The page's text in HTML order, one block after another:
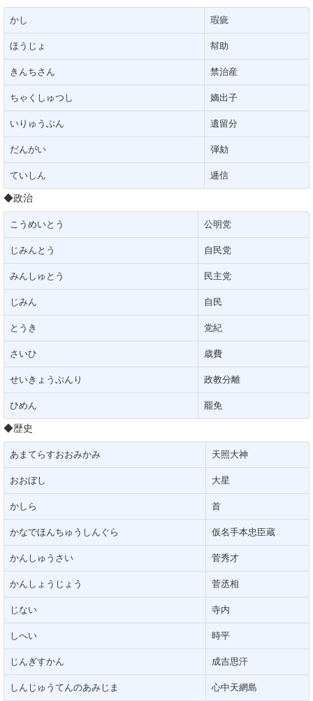
かし 瑕疵
ほうじょ 幇助
きんちさん 禁治産
ちゃくしゅつし 嫡出子
いりゅうぶん 遺留分
だんがい 弾劾
ていしん 逓信
◆政治
こうめいとう 公明党
じみんとう 自民党
みんしゅとう 民主党
じみん 自民
とうき 党紀
さいひ 歳費
せいきょうぶんり 政教分離
ひめん 罷免
◆歴史
あまてらすおおみかみ 天照大神
おおぼし 大星
かしら 首
かなでほんちゅうしんぐら 仮名手本忠臣蔵
かんしゅうさい 菅秀才
かんしょうじょう 菅丞相
じない 寺内
しへい 時平
じんぎすかん 成吉思汗
しんじゅうてんのあみじま 心中天網島